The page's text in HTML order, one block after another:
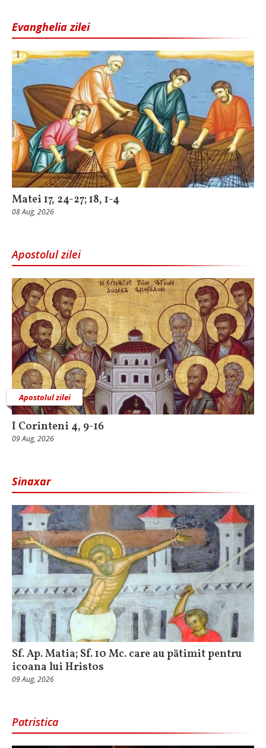
Evanghelia zilei
Matei 17, 24-27; 18, 1-4
08 Aug, 2026
Apostolul zilei
Apostolul zilei
I Corinteni 4, 9-16
09 Aug, 2026
Sinaxar
Sf. Ap. Matia; Sf. 10 Mc. care au pătimit pentru
icoana lui Hristos
09 Aug, 2026
Patristica